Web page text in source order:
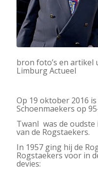
bron foto’s en artikel
Limburg Actueel
Op 19 oktober 2016
Schoenmaekers op
TwanI was de oudste
van de Rogstaekers.
In 1957 ging hij de
Rogstaekers voor in
devies: